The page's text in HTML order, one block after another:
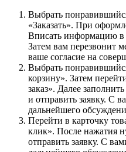
Выбрать
«Заказать». При
Вписать информацию
Затем вам перезвонит
ваше согласие на
Выбрать
корзину». Затем
заказ». Далее
и отправить заявку. С
дальнейшего
Перейти в карточку
клик». После нажатия
отправить заявку. С